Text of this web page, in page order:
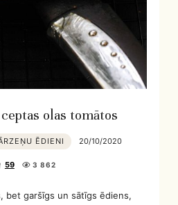
olas tomātos
ĒDIENI 20/10/2020
59 3 862
bet garšīgs un sātīgs ēdiens,